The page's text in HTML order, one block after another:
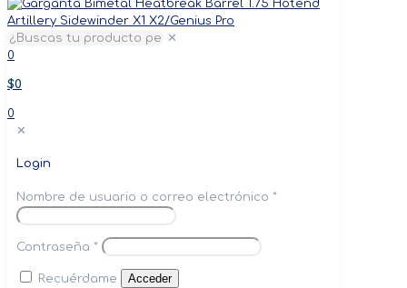
✕
0
$0
0
✕
Login
Nombre de usuario o correo electrónico *
Contraseña *
Recuérdame Acceder